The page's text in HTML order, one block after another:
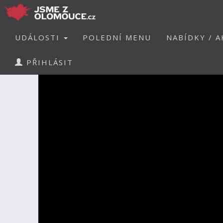
UDÁLOSTI POLEDNÍ MENU NABÍDKY /
PŘIHLÁSIT